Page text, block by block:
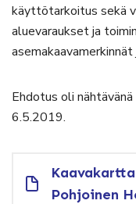
käyttötarkoitus sekä
aluevaraukset ja
Ehdotus oli
6.5.2019.
Pohjoinen